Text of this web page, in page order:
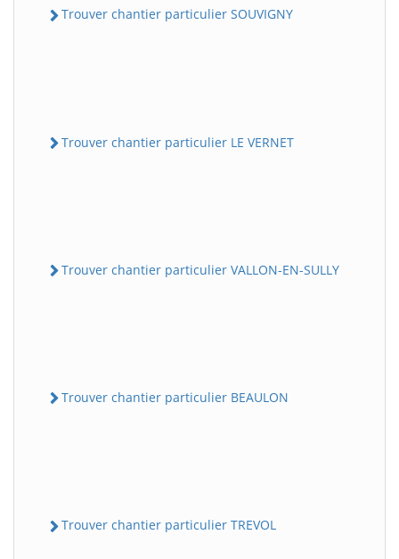
Trouver chantier particulier SOUVIGNY
Trouver chantier particulier LE VERNET
Trouver chantier particulier VALLON-EN-SULLY
Trouver chantier particulier BEAULON
Trouver chantier particulier TREVOL